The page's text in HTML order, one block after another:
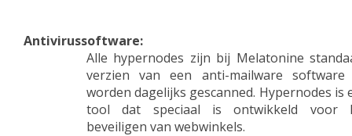
Antivirussoftware:
Alle hypernodes zijn bij Melatonine
verzien van een anti-mailware software
worden dagelijks gescanned. Hypernodes is
tool dat speciaal is ontwikkeld voor
beveiligen van webwinkels.